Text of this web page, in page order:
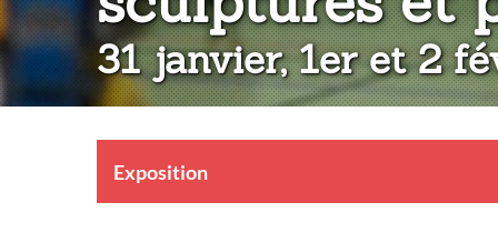
31 janvier, 1er et 2
Exposition